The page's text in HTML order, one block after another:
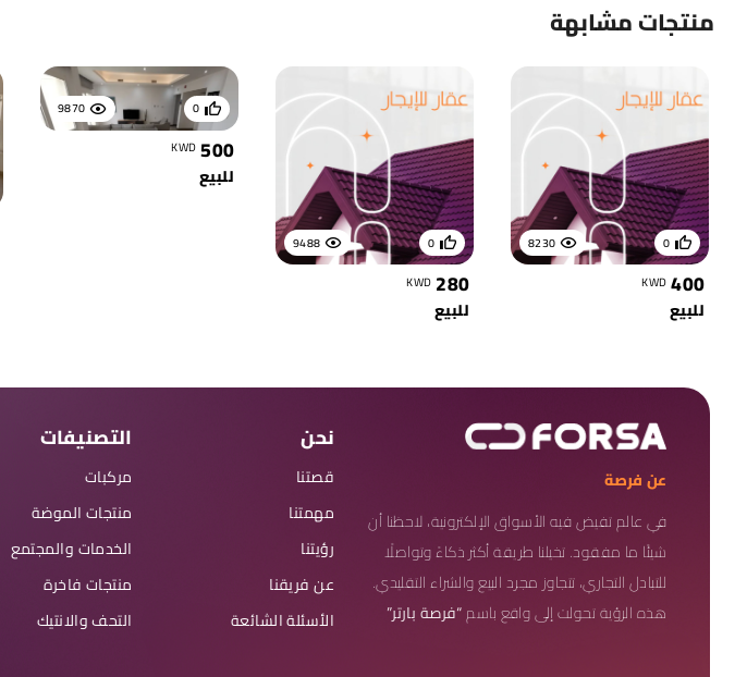
منتجات مشابهة
8230 0
400
KWD
للبيع
9488 0
280
KWD
للبيع
9870 0
500
KWD
للبيع
عن فرصة
في عالم تفيض فيه الأسواق الإلكترونية، لاحظنا أن
شيئًا ما مفقود. تخيلنا طريقة أكثر ذكاءً وتواصلًا
للتبادل التجاري، تتجاوز مجرد البيع والشراء التقليدي.
هذه الرؤية تحولت إلى واقع باسم“فرصة بارتر”
نحن
قصتنا
مهمتنا
رؤيتنا
عن فريقنا
الأسئلة الشائعة
التصنيفات
مركبات
منتجات الموضة
الخدمات والمجتمع
منتجات فاخرة
التحف والانتيك